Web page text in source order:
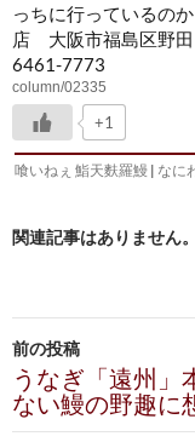
っちに行っているの
店 大阪市福島区野
6461-7773
column/02335
+1
喰いねぇ 鮨天麩羅鰻 | なに
関連記事はありません。
投
稿
ナ
前の投稿
うなぎ「遠州」
ない鰻の野趣に